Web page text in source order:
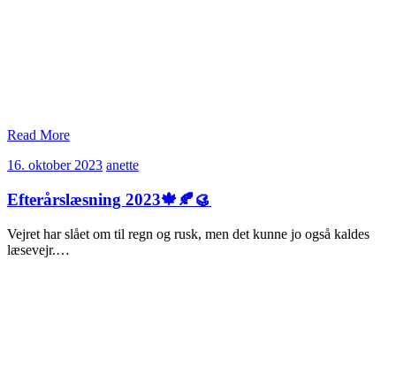
Read More
16. oktober 202316.
2023
anetteanette
Efterårslæsning 2023🍁🍂🥮
Vejret har slået om til regn og rusk, men det kunne jo også kaldes
læsevejr.…